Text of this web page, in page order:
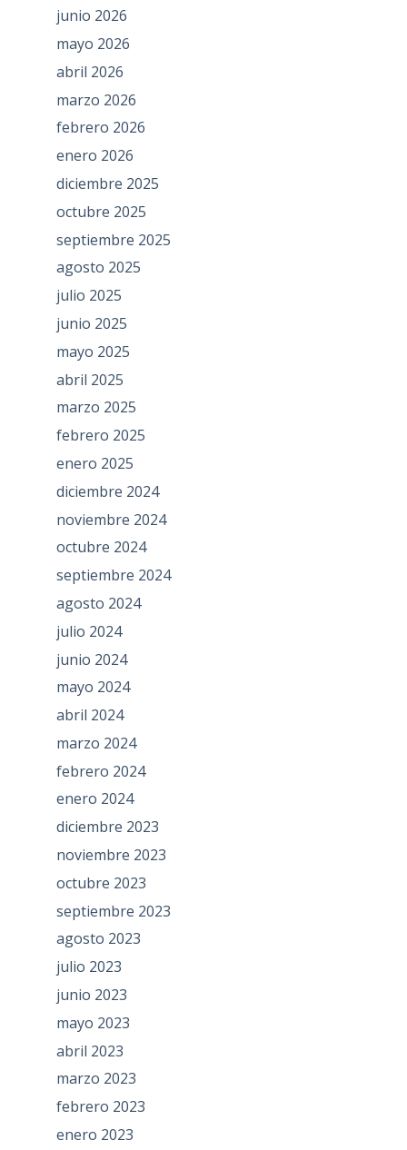
junio 2026
mayo 2026
abril 2026
marzo 2026
febrero 2026
enero 2026
diciembre 2025
octubre 2025
septiembre 2025
agosto 2025
julio 2025
junio 2025
mayo 2025
abril 2025
marzo 2025
febrero 2025
enero 2025
diciembre 2024
noviembre 2024
octubre 2024
septiembre 2024
agosto 2024
julio 2024
junio 2024
mayo 2024
abril 2024
marzo 2024
febrero 2024
enero 2024
diciembre 2023
noviembre 2023
octubre 2023
septiembre 2023
agosto 2023
julio 2023
junio 2023
mayo 2023
abril 2023
marzo 2023
febrero 2023
enero 2023